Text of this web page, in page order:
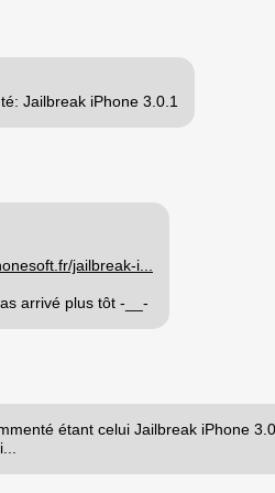
Jailbreak iPhone 3.0.1
jailbreak-i...
arrivé plus tôt -__-
étant celui Jailbreak iPhone